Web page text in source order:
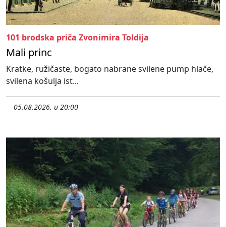
101 brodska priča Zvonimira Toldija
Mali princ
Kratke, ružičaste, bogato nabrane svilene pump hlače,
svilena košulja ist...
05.08.2026. u 20:00